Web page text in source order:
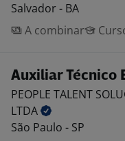
Salvador - BA
A combinar
Auxiliar Técnico
PEOPLE TALENT
LTDA
São Paulo - SP